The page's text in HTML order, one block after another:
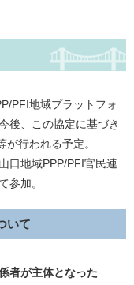
PFI地域プラットフォ
後、この協定に基づき
行われる予定。
口地域PPP/PFI官民連
参加。
いて
者が主体となった